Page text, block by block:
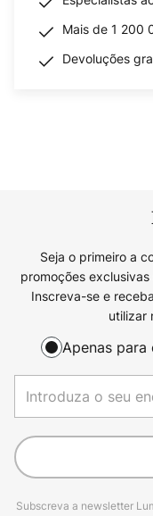
Mais de 1 200
Devoluções
Seja o primeiro a
promoções
Inscreva-se e
utilizar
Apenas
Subscreva a newsletter